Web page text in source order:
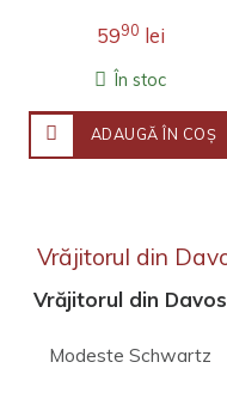
5990 lei
În stoc
ADAUGĂ ÎN COŞ
Vrăjitorul din Davos
Modeste Schwartz